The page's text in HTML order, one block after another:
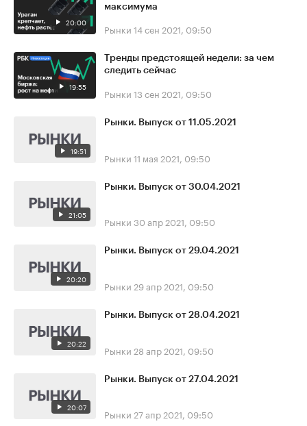
20:00
максимума
Рынки 14 сен 2021, 09:50
19:55
Тренды предстоящей недели: за чем
следить сейчас
Рынки 13 сен 2021, 09:50
19:51
Рынки. Выпуск от 11.05.2021
Рынки 11 мая 2021, 09:50
21:05
Рынки. Выпуск от 30.04.2021
Рынки 30 апр 2021, 09:50
20:20
Рынки. Выпуск от 29.04.2021
Рынки 29 апр 2021, 09:50
20:22
Рынки. Выпуск от 28.04.2021
Рынки 28 апр 2021, 09:50
20:07
Рынки. Выпуск от 27.04.2021
Рынки 27 апр 2021, 09:50